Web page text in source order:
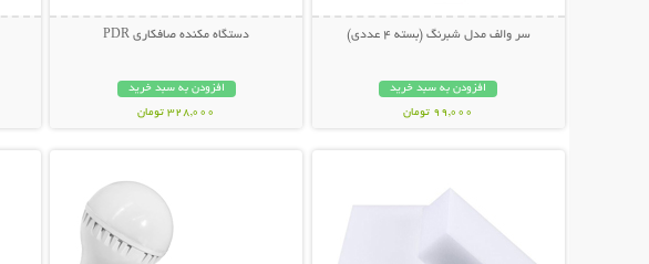
سر والف مدل شبرنگ (بسته 4 عددی)
افزودن به سبد خرید
99,000 تومان
دستگاه مکنده صافکاری PDR
افزودن به سبد خرید
328,000 تومان